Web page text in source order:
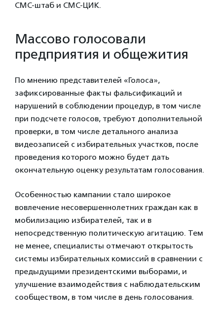
СМС-штаб и СМС-ЦИК.
Массово голосовали
предприятия и общежития
По мнению представителей «Голоса»,
зафиксированные факты фальсификаций и
нарушений в соблюдении процедур, в том числе
при подсчете голосов, требуют дополнительной
проверки, в том числе детального анализа
видеозаписей с избирательных участков, после
проведения которого можно будет дать
окончательную оценку результатам голосования.
Особенностью кампании стало широкое
вовлечение несовершеннолетних граждан как в
мобилизацию избирателей, так и в
непосредственную политическую агитацию. Тем
не менее, специалисты отмечают открытость
системы избирательных комиссий в сравнении с
предыдущими президентскими выборами, и
улучшение взаимодействия с наблюдательским
сообществом, в том числе в день голосования.